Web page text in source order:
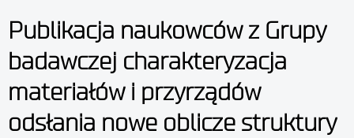
Publikacja naukowców z Grupy
badawczej charakteryzacja
materiałów i przyrządów
odsłania nowe oblicze struktury